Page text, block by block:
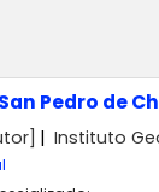
Pedro de
Instituto